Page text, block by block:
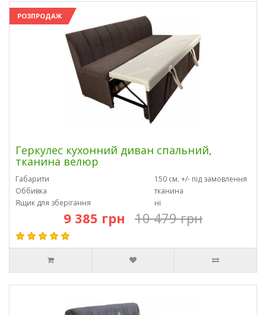
РОЗПРОДАЖ
Геркулес кухонний диван спальний,
тканина велюр
Габарити
150 см. +/- під замовлення
Оббивка
тканина
Ящик для зберігання
ні
9 385 грн 10 479 грн